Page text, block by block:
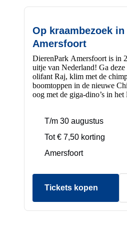
Op kraambezoek
Amersfoort
DierenPark Amersfoort is in
uitje van Nederland! Ga
olifant Raj, klim met de
boomtoppen in de nieuwe
oog met de giga-dino’s in het
T/m 30 augustus
Tot € 7,50 korting
Amersfoort
Tickets kopen